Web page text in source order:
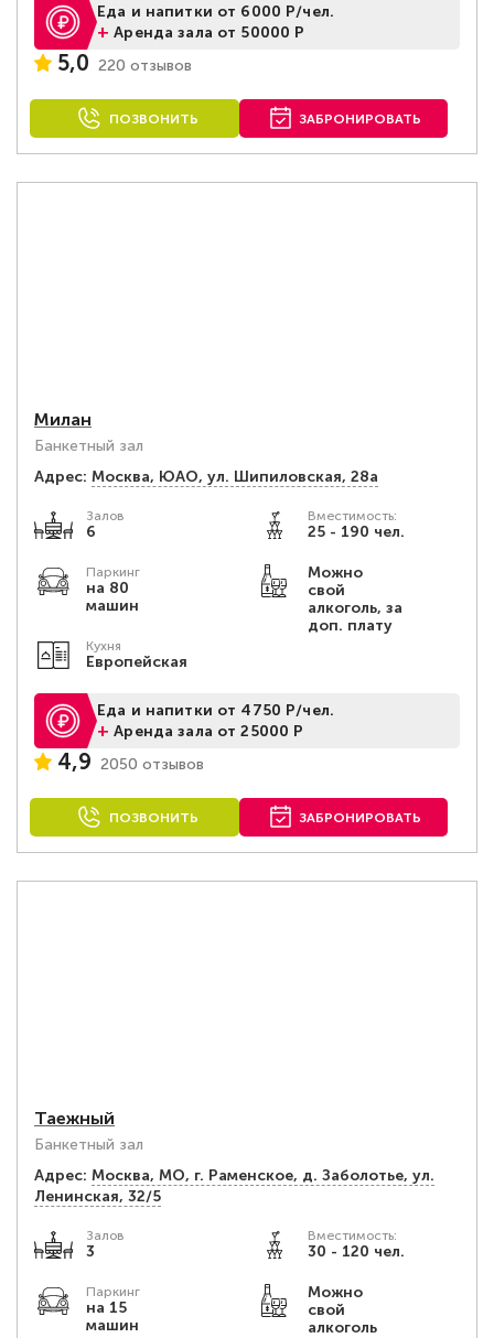
Еда и напитки от 6000 Р/чел.
+Аренда зала от 50000 Р
5,0 220 отзывов
ПОЗВОНИТЬ ЗАБРОНИРОВАТЬ
Милан
Банкетный зал
Адрес: Москва, ЮАО, ул. Шипиловская, 28а
Залов
6
Вместимость:
25 - 190 чел.
Паркинг
на 80
машин
Можно
свой
алкоголь, за
доп. плату
Кухня
Европейская
Еда и напитки от 4750 Р/чел.
+Аренда зала от 25000 Р
4,9 2050 отзывов
ПОЗВОНИТЬ ЗАБРОНИРОВАТЬ
Таежный
Банкетный зал
Адрес: Москва, МО, г. Раменское, д. Заболотье, ул.
Ленинская, 32/5
Залов
3
Вместимость:
30 - 120 чел.
Паркинг
на 15
машин
Можно
свой
алкоголь